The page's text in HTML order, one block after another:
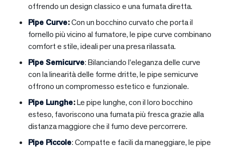
offrendo un design classico e una fumata diretta.
Pipe Curve:Con un bocchino curvato che porta il
fornello più vicino al fumatore, le pipe curve combinano
comfort e stile, ideali per una presa rilassata.
Pipe Semicurve: Bilanciando l’eleganza delle curve
con la linearità delle forme dritte, le pipe semicurve
offrono un compromesso estetico e funzionale.
Pipe Lunghe:Le pipe lunghe, con il loro bocchino
esteso, favoriscono una fumata più fresca grazie alla
distanza maggiore che il fumo deve percorrere.
Pipe Piccole: Compatte e facili da maneggiare, le pipe